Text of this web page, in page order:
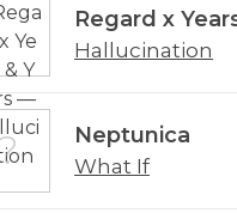
Regard x
Hallucination
Neptunica
What If